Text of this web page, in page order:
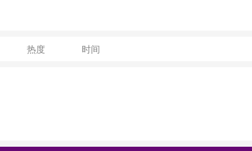
热度 时间